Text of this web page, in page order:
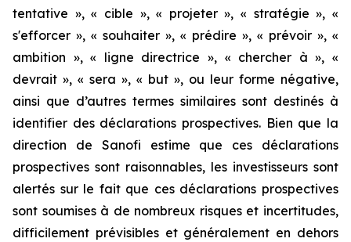
tentative », « cible », « projeter », « stratégie », «
s'efforcer », « souhaiter », « prédire », « prévoir », «
ambition », « ligne directrice », « chercher à », «
devrait », « sera », « but », ou leur forme négative,
ainsi que d’autres termes similaires sont destinés à
identifier des déclarations prospectives. Bien que la
direction de Sanofi estime que ces déclarations
prospectives sont raisonnables, les investisseurs sont
alertés sur le fait que ces déclarations prospectives
sont soumises à de nombreux risques et incertitudes,
difficilement prévisibles et généralement en dehors